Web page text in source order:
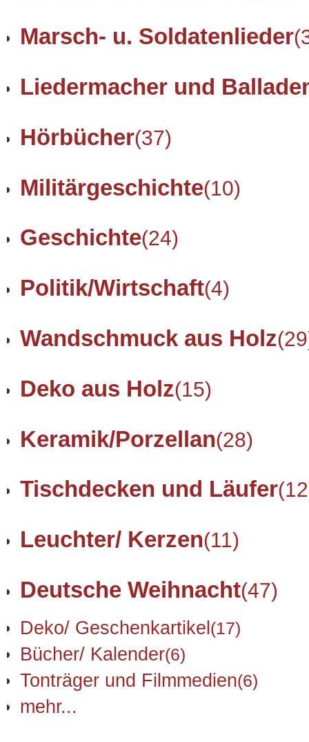
Marsch- u. Soldatenlieder
Liedermacher und
Hörbücher(37)
Militärgeschichte(10)
Geschichte(24)
Politik/Wirtschaft(4)
Wandschmuck aus Holz
Deko aus Holz(15)
Keramik/Porzellan(28)
Tischdecken und Läufer
Leuchter/ Kerzen(11)
Deutsche Weihnacht(47)
Deko/ Geschenkartikel(17)
Bücher/ Kalender(6)
Tonträger und Filmmedien(6)
mehr...